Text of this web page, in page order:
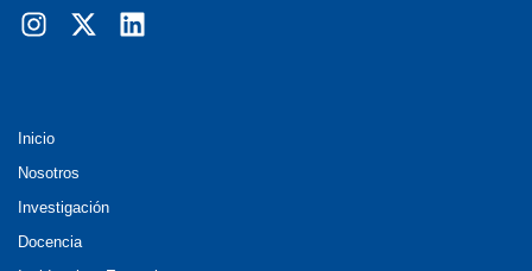
Inicio
Nosotros
Investigación
Docencia